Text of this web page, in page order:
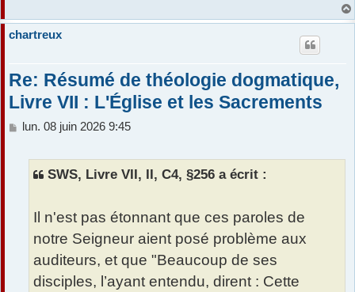
chartreux
Re: Résumé de théologie dogmatique,
Livre VII : L'Église et les Sacrements
M
lun. 08 juin 2026 9:45
SWS, Livre VII, II, C4, §256 a écrit :
Il n'est pas étonnant que ces paroles de
notre Seigneur aient posé problème aux
auditeurs, et que "Beaucoup de ses
disciples, l’ayant entendu, dirent : Cette